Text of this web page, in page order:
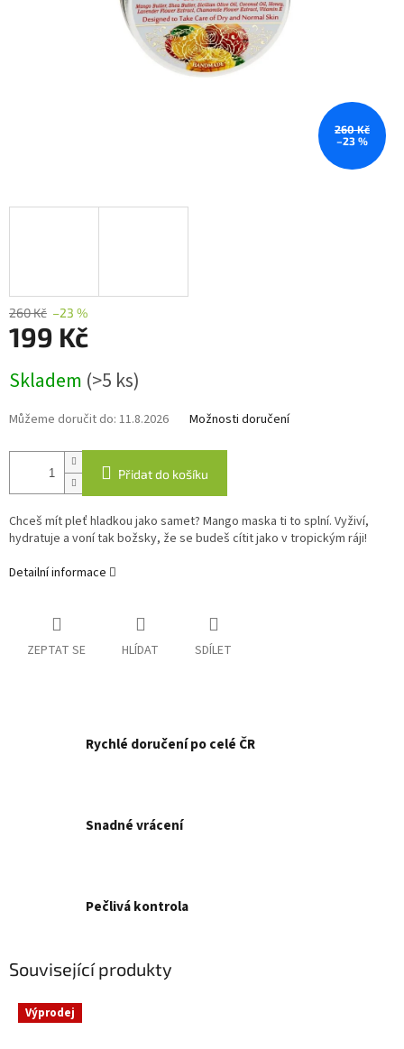
260 Kč
–23 %
260 Kč –23 %
199 Kč
cena:
Skladem (>5 ks)
Můžeme doručit do: 11.8.2026 Možnosti doručení
Přidat do košíku
Chceš mít pleť hladkou jako samet? Mango maska ti to splní. Vyživí,
hydratuje a voní tak božsky, že se budeš cítit jako v tropickým ráji!
Detailní informace
ZEPTAT SE HLÍDAT SDÍLET
Rychlé doručení po celé ČR
Snadné vrácení
Pečlivá kontrola
Související produkty
Výprodej